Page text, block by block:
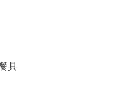
具